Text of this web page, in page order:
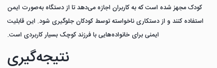
کودک مجهز شده است که به کاربران اجازه می‌دهد تا از دستگاه به‌صورت ایمن
استفاده کنند و از دستکاری ناخواسته توسط کودکان جلوگیری شود. این قابلیت
ایمنی برای خانواده‌هایی با فرزند کوچک بسیار کاربردی است.
نتیجه‌گیری